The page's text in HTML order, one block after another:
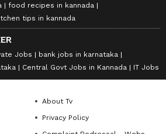
food recipes in kannada
tips in kannada
Jobs
bank jobs in karnataka
Central Govt Jobs in Kannada IT Jobs
About Tv
Privacy Policy